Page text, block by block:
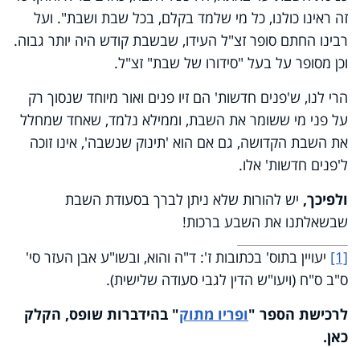
זה ראינו כולנו, כל מי שלמד בקלם, בכל שבת ושבת". ועל
רבינו החתם סופר זצ"ל העידו, שבשבת קודש היה יותר גבוה.
וכן מסופר על בעל "סידורו של שבת" זצ"ל.
הרי לנו, ש'פנים חדשות' הם זיו פנים ואור מיוחד שנסוך רק
על פני מי ששומר את השבת, וממילא נלמד, שאחד שמחלל
את השבת הקדושה, גם אם הוא 'תינוק שנשבה', אינו זוכה
ל'פנים חדשות' אלו.
ולפיכך, יש להורות שלא ניתן לברך בסעודת השבת
שבשאלתנו את השבע ברכות!
[1] יעויין בתוס' בכתובות ז': ד"ה והוא, ובשו"ע אבן העזר סי'
ס"ב ס"ח (ויעו"ש הדין לגבי סעודה שלישית).
לרכישת הספר
"ופריו מתוק"
בהידברות שופס, הקלק
כאן.